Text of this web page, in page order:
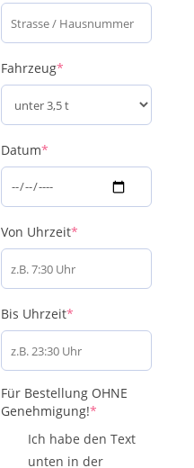
Fahrzeug*
Datum*
Von Uhrzeit*
Bis Uhrzeit*
Für Bestellung OHNE
Genehmigung!*
Ich habe den Text
unten in der